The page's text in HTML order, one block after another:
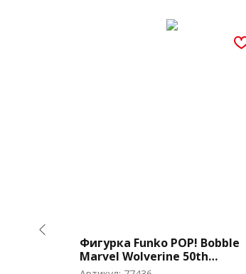
Фигурка Funko POP! Bobble
Marvel Wolverine 50th
Wolverine (Fatal Attractions)